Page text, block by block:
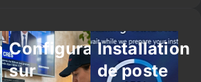
Configuration
sur
Installation
de poste